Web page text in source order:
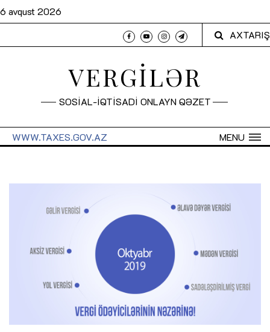
6 avqust 2026
AXTARIŞ
VERGİLƏR
SOSİAL-İQTİSADİ ONLAYN QƏZET
MENU
WWW.TAXES.GOV.AZ